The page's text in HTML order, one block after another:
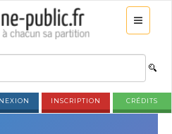
INSCRIPTION CRÉDITS